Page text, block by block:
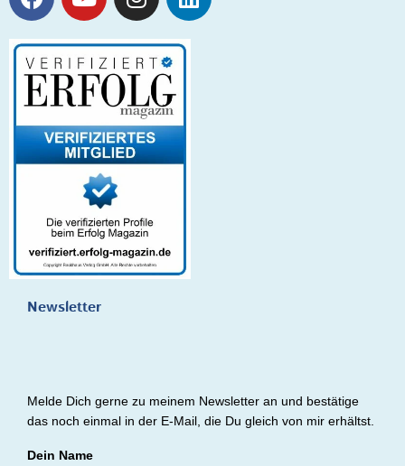
Newsletter
Melde Dich gerne zu meinem Newsletter an und bestätige
das noch einmal in der E-Mail, die Du gleich von mir erhältst.
Dein Name